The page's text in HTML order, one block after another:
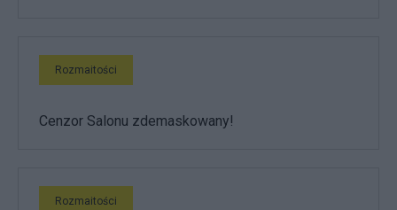
Rozmaitości
Cenzor Salonu zdemaskowany!
Rozmaitości